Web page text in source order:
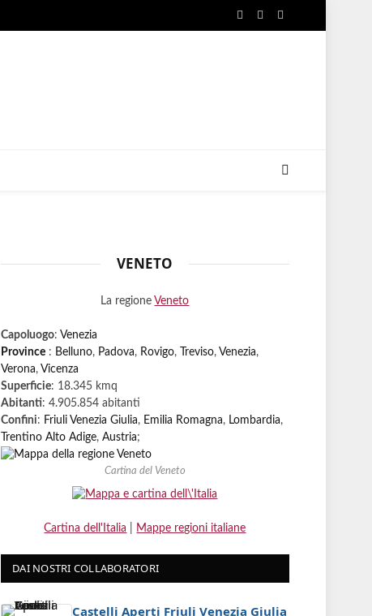
Facebook
X
Instagram
VENETO
La regione Veneto
Capoluogo: Venezia
Province: Belluno, Padova, Rovigo, Treviso, Venezia,
Verona, Vicenza
Superficie: 18.345 kmq
Abitanti: 4.905.854 abitanti
Confini: Friuli Venezia Giulia, Emilia Romagna, Lombardia,
Trentino Alto Adige, Austria;
Cartina del Veneto
Cartina dell'Italia Mappe regioni italiane
DAI NOSTRI COLLABORATORI
Castelli Aperti Friuli Venezia Giulia